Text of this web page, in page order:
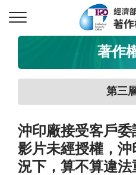
著作
第三
沖印廠接受客戶
影片未經授權，
況下，算不算違法